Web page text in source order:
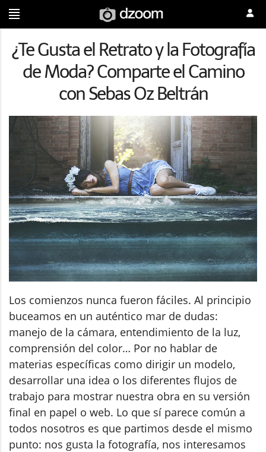
¿Te Gusta el Retrato y la Fotografía
de Moda? Comparte el Camino
con Sebas Oz Beltrán
Los comienzos nunca fueron fáciles. Al principio
buceamos en un auténtico mar de dudas:
manejo de la cámara, entendimiento de la luz,
comprensión del color… Por no hablar de
materias específicas como dirigir un modelo,
desarrollar una idea o los diferentes flujos de
trabajo para mostrar nuestra obra en su versión
final en papel o web. Lo que sí parece común a
todos nosotros es que partimos desde el mismo
punto: nos gusta la fotografía, nos interesamos